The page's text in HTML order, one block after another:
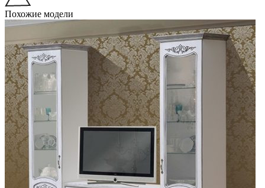
Похожие модели